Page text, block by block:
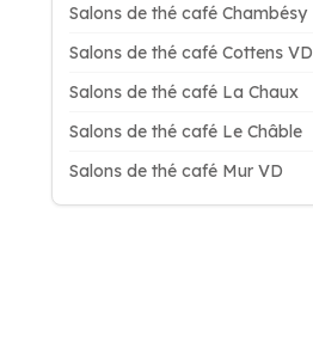
Salons de thé café Chambésy
Salons de thé café Cottens VD
Salons de thé café La Chaux
Salons de thé café Le Châble
Salons de thé café Mur VD